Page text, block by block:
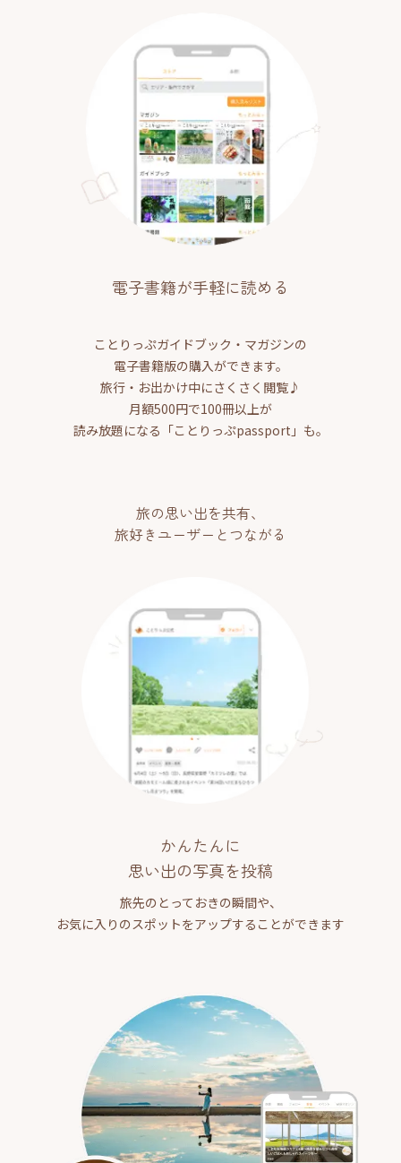
電子書籍が手軽に読める
ことりっぷガイドブック・マガジンの
電子書籍版の購入ができます。
旅行・お出かけ中にさくさく閲覧♪
月額500円で100冊以上が
読み放題になる「ことりっぷpassport」も。
旅の思い出を共有、
旅好きユーザーとつながる
かんたんに
思い出の写真を投稿
旅先のとっておきの瞬間や、
お気に入りのスポットをアップすることができます